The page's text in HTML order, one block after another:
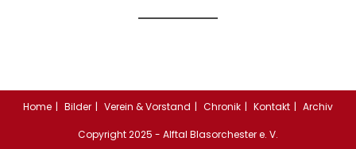
Home Bilder Verein & Vorstand Chronik Kontakt Archiv
Copyright 2025 - Alftal Blasorchester e. V.